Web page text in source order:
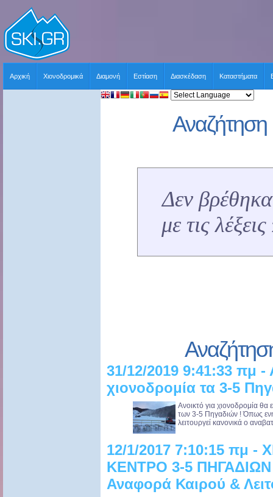
Αρχική Χιονοδρομικά Διαμονή Εστίαση Διασκέδαση Καταστήματα
Αναζήτηση
Δεν
με τις
31/12/2019 9:41:33 πμ -
χιονοδρομία τα 3-5
Ανοικτό για χιονοδρομία θα
των 3-5 Πηγαδιών ! Όπως
λειτουργεί κανονικά ο
12/1/2017 7:10:15 πμ
ΚΕΝΤΡΟ 3-5
Αναφορά Καιρού &